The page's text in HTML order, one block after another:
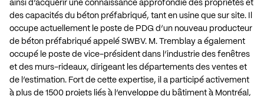
ainsi d’acquérir une connaissance approfondie des propriétés et
des capacités du béton préfabriqué, tant en usine que sur site. Il
occupe actuellement le poste de PDG d’un nouveau producteur
de béton préfabriqué appelé SWBV. M. Tremblay a également
occupé le poste de vice-président dans l’industrie des fenêtres
et des murs-rideaux, dirigeant les départements des ventes et
de l’estimation. Fort de cette expertise, il a participé activement
à plus de 1500 projets liés à l’enveloppe du bâtiment à Montréal,